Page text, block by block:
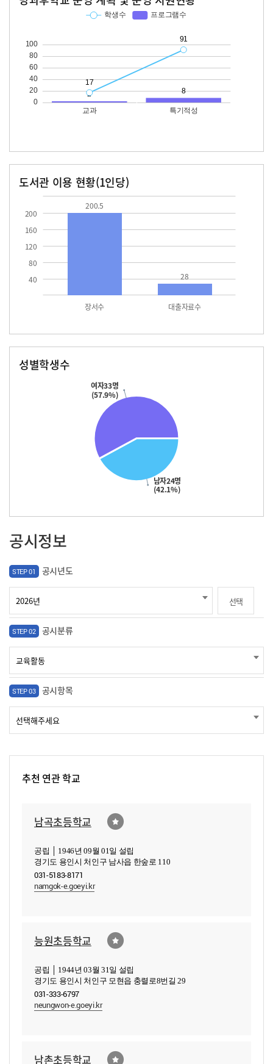
도서관 이용 현황(1인당)
40
80
120
160
200
장서수 대출자료수
200.5
28
성별학생수
남자24명
(42.1%)
여자33명
(57.9%)
공시정보
STEP 01 공시년도
선택
STEP 02 공시분류
STEP 03 공시항목
추천 연관 학교
남곡초등학교
공립 │ 1946년 09월 01일 설립
경기도 용인시 처인구 남사읍 한숲로 110
031-5183-8171
namgok-e.goeyi.kr
능원초등학교
공립 │ 1944년 03월 31일 설립
경기도 용인시 처인구 모현읍 충렬로8번길 29
031-333-6797
neungwon-e.goeyi.kr
남촌초등학교